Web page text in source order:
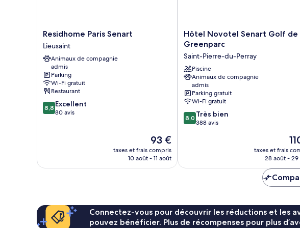
Residhome
Paris
Senart
Lieusaint
Residhome Paris Senart
Lieusaint
Animaux de compagnie
admis
Parking
Wi-Fi gratuit
Restaurant
8.8
sur
8,8 Excellent
80 avis
Le
nouveau
prix
93 €
taxes et frais compris
10 août - 11 août
Hôtel
Novotel
Golf
de
Greenparc
Saint-
Pierre-
du-
Perray
Hôtel Novotel Senart Golf de
Greenparc
Saint-Pierre-du-Perray
Piscine
Animaux de compagnie
admis
Parking gratuit
Wi-Fi gratuit
8.0
sur
8,0 Très bien
388 avis
Le
de
110 €
taxes et frais
28 août - 29
Connectez-vous pour découvrir les réductions et les
pouvez bénéficier. Plus de récompenses pour plus